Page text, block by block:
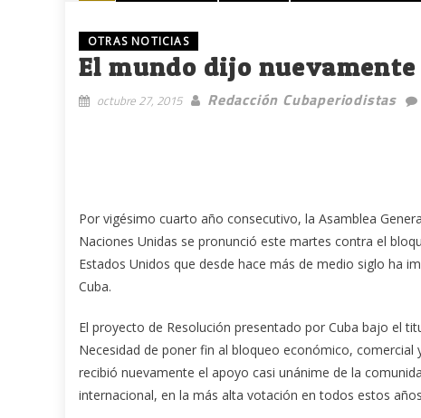
OTRAS NOTICIAS
El mundo dijo nuevamente
octubre 27, 2015 Redacción Cubaperiodistas
Por vigésimo cuarto año consecutivo, la Asamblea
Naciones Unidas se pronunció este martes contra el
Estados Unidos que desde hace más de medio siglo ha
Cuba.
El proyecto de Resolución presentado por Cuba bajo el
Necesidad de poner fin al bloqueo económico, comercial
recibió nuevamente el apoyo casi unánime de la
internacional, en la más alta votación en todos estos